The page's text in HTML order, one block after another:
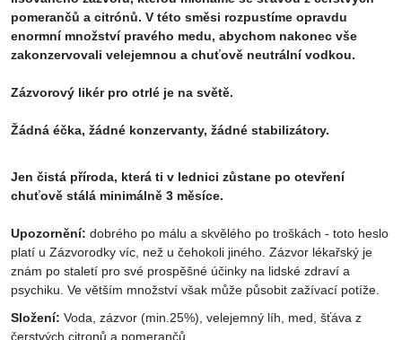
pomerančů a citrónů. V této směsi rozpustíme opravdu
enormní množství pravého medu, abychom nakonec vše
zakonzervovali velejemnou a chuťově neutrální vodkou.
Zázvorový likér pro otrlé je na světě.
Žádná éčka, žádné konzervanty, žádné stabilizátory.
Jen čistá příroda, která ti v lednici zůstane po otevření
chuťově stálá minimálně 3 měsíce.
Upozornění: dobrého po málu a skvělého po troškách - toto heslo
platí u Zázvorodky víc, než u čehokoli jiného. Zázvor lékařský je
znám po staletí pro své prospěšné účinky na lidské zdraví a
psychiku. Ve větším množství však může působit zažívací potíže.
Složení: Voda, zázvor (min.25%), velejemný líh, med, šťáva z
čerstvých citronů a pomerančů.